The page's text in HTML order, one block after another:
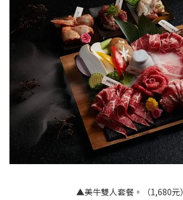
▲美牛雙人套餐。（1,680元）